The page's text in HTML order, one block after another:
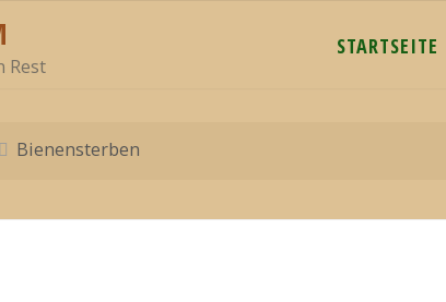
Rest
STARTSEITE
Bienensterben